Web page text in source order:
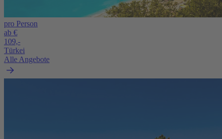
pro Person
ab €
109,-
Türkei
Alle Angebote